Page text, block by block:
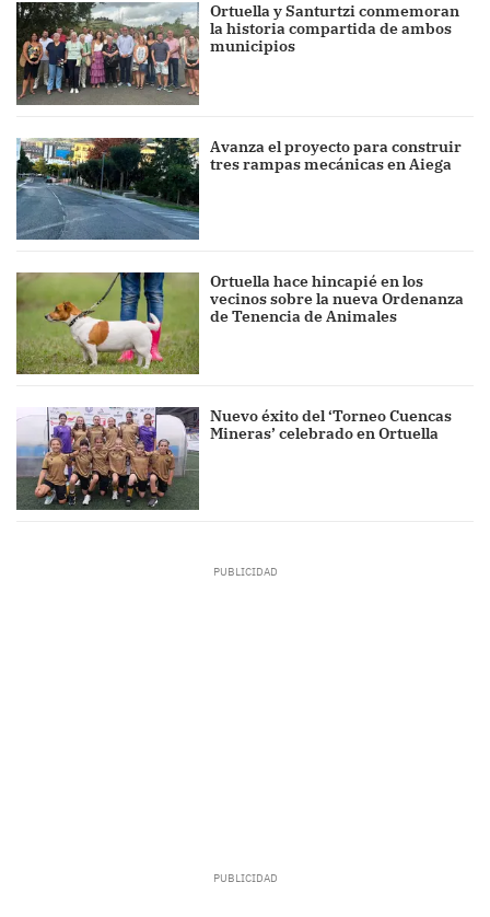
Ortuella y Santurtzi conmemoran
la historia compartida de ambos
municipios
Avanza el proyecto para construir
tres rampas mecánicas en Aiega
Ortuella hace hincapié en los
vecinos sobre la nueva Ordenanza
de Tenencia de Animales
Nuevo éxito del ‘Torneo Cuencas
Mineras’ celebrado en Ortuella